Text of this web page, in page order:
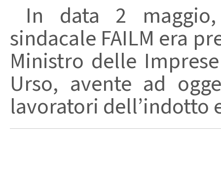
In data 2 maggio,
sindacale FAILM era
Ministro delle
Urso, avente ad
lavoratori dell’indotto